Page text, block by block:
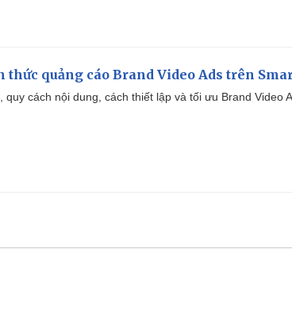
thức quảng cáo Brand Video Ads trên
cách nội dung, cách thiết lập và tối ưu Brand Video